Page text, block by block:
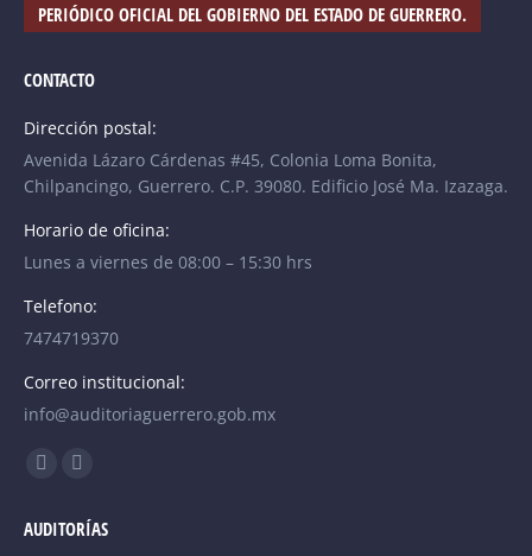
PERIÓDICO OFICIAL DEL GOBIERNO DEL ESTADO DE GUERRERO.
CONTACTO
Dirección postal:
Avenida Lázaro Cárdenas #45, Colonia Loma Bonita,
Chilpancingo, Guerrero. C.P. 39080. Edificio José Ma. Izazaga.
Horario de oficina:
Lunes a viernes de 08:00 – 15:30 hrs
Telefono:
7474719370
Correo institucional:
info@auditoriaguerrero.gob.mx
Find us on:
opensopens
AUDITORÍAS